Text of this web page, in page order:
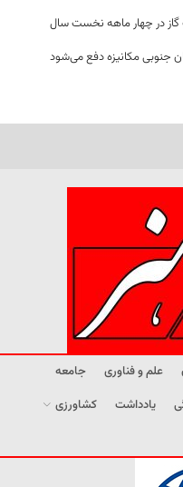
جنوبی مکانیزه دفع می‌شود
علم و فناوری
جامعه
یادداشت
کشاورزی